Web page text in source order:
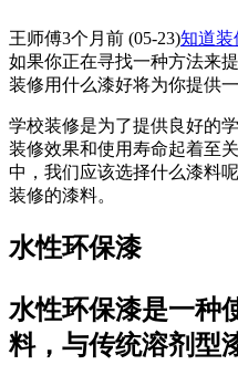
王师傅3个月前 (05-23)知道装
如果你正在寻找一种方法来
装修用什么漆好将为你提供
学校装修是为了提供良好的
装修效果和使用寿命起着至
中，我们应该选择什么漆料
装修的漆料。
水性环保漆
水性环保漆是一种
料，与传统溶剂型